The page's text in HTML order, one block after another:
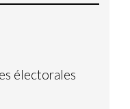
électorales